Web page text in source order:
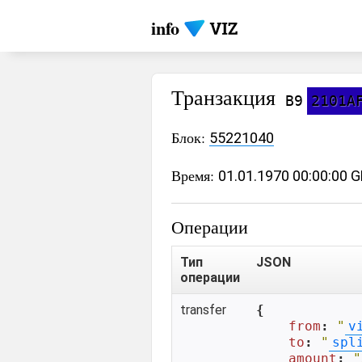
info
Транзакция B9
Блок: 55221040
Время: 01.01.1970 00:00:00
Операции
Тип
операции
JSON
transfer
{
from : "
to : "
amount :